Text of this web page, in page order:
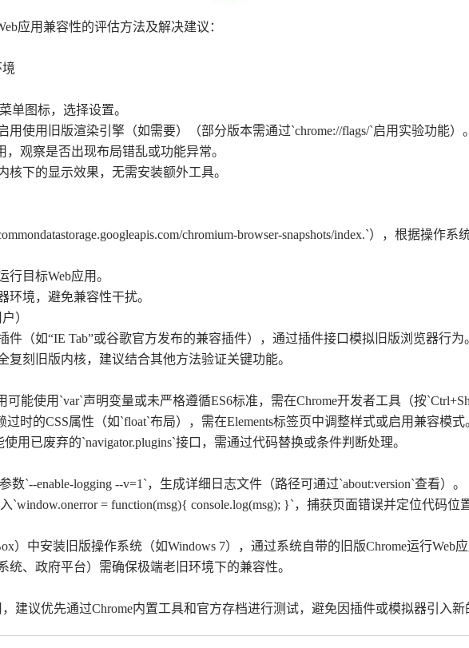
应用兼容性的评估方法及解决建议：
单图标，选择设置。
用使用旧版渲染引擎（如需要）（部分版本需通过`chrome://flags/`启用实验功能）
观察是否出现布局错乱或功能异常。
下的显示效果，无需安装额外工具。
chromium-browser-snapshots/index.`），根据操作
目标Web应用。
环境，避免兼容性干扰。
）
件（如“IE Tab”或谷歌官方发布的兼容插件），通过插件接口模拟旧版浏览器行为
复刻旧版内核，建议结合其他方法验证关键功能。
可能使用`var`声明变量或未严格遵循ES6标准，需在Chrome开发者工具（按
时的CSS属性（如`float`布局），需在Elements标签页中调整样式或启用兼容模式
用已废弃的`navigator.plugins`接口，需通过代码替换或条件判断处理。
数`--enable-logging --v=1`，生成详细日志文件（路径可通过`about:version`查看）。
`window.onerror = function(msg){ console.log(msg); }`，捕获页面错误并定位代码位
）中安装旧版操作系统（如Windows 7），通过系统自带的旧版Chrome运行Web
统、政府平台）需确保极端老旧环境下的兼容性。
建议优先通过Chrome内置工具和官方存档进行测试，避免因插件或模拟器引入新